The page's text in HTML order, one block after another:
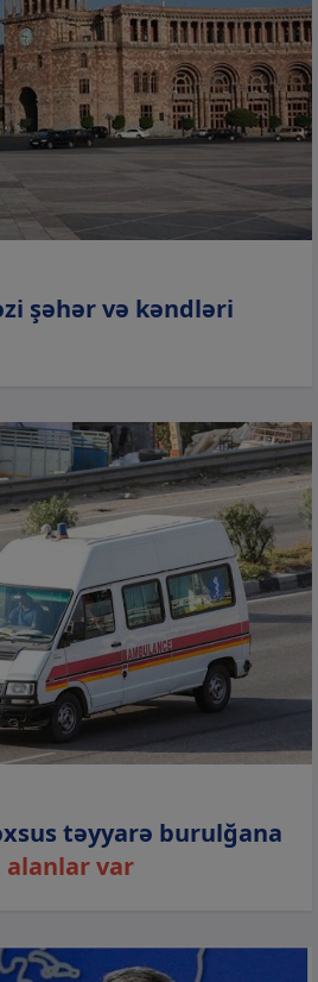
şəhər və kəndləri
təyyarə burulğana
alanlar var